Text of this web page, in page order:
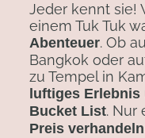
Jeder kennt sie!
einem Tuk Tuk
Abenteuer. Ob
Bangkok oder
zu Tempel in
luftiges Erlebnis
Bucket List. Nur
Preis